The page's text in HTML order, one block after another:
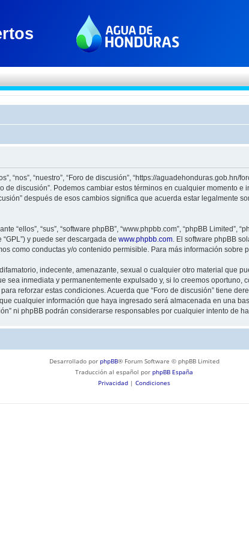
“nos”, “nuestro”, “Foro de discusión”, “https://
de discusión”. Podemos cambiar estos términos en cualquier momento
después de esos cambios significa que acuerda estar legalmente
“ellos”, “sus”, “software phpBB”, “www.phpbb.com”, “phpBB Limited”,
y puede ser descargada de www.phpbb.com. El software phpBB
como conductas y/o contenido permisible. Para más información sobre
indecente, amenazante, sexual o cualquier otro material que
sea inmediata y permanentemente expulsado y, si lo creemos oportuno,
reforzar estas condiciones. Acuerda que “Foro de discusión” tiene
cualquier información que haya ingresado será almacenada en una
ni phpBB podrán considerarse responsables por cualquier intento de
Desarrollado por phpBB® Forum Software © phpBB Limited
Traducción al español por phpBB España
Privacidad | Condiciones